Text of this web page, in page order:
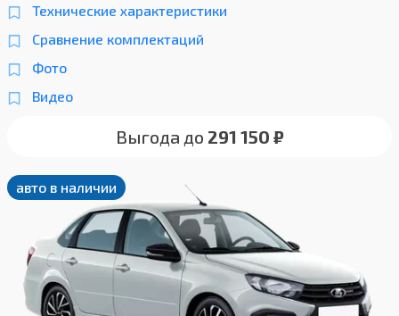
Технические характеристики
Сравнение комплектаций
Фото
Видео
Выгода до 291 150 ₽
авто в наличии